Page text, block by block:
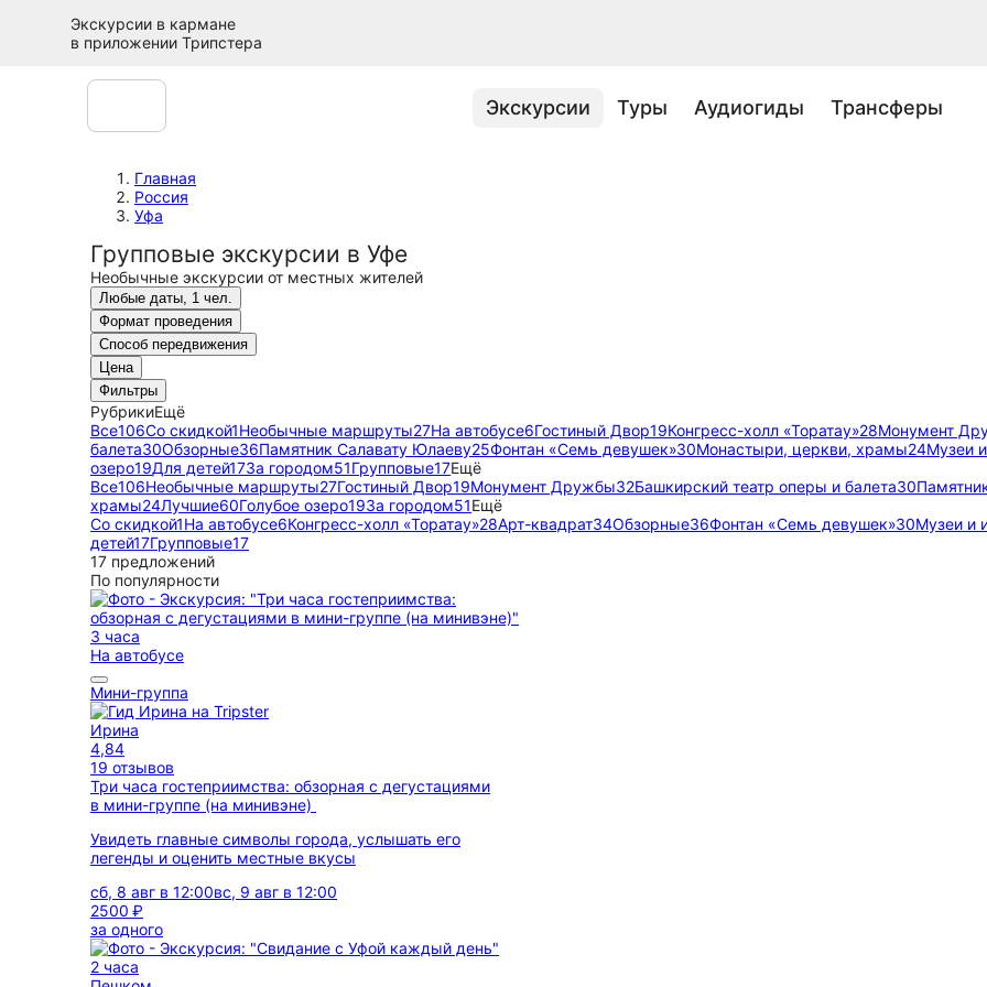
Экскурсии в кармане
в приложении Трипстера
Экскурсии Туры Аудиогиды Трансферы
Главная
Россия
Уфа
Групповые экскурсии в Уфе
Необычные экскурсии от местных жителей
Любые даты, 1 чел.
Формат проведения
Способ передвижения
Цена
Фильтры
РубрикиЕщё
Все106Со скидкой1Необычные маршруты27На автобусе6Гостиный Двор19Конгресс-холл «Торатау»28Монумент
балета30Обзорные36Памятник Салавату Юлаеву25Фонтан «Семь девушек»30Монастыри, церкви, храмы24Музеи
озеро19Для детей17За городом51Групповые17Ещё
Все106Необычные маршруты27Гостиный Двор19Монумент Дружбы32Башкирский театр оперы и балета30
храмы24Лучшие60Голубое озеро19За городом51Ещё
Со скидкой1На автобусе6Конгресс-холл «Торатау»28Арт-квадрат34Обзорные36Фонтан «Семь девушек»30Музеи и
детей17Групповые17
17 предложений
По популярности
3 часа
На автобусе
Мини-группа
Ирина
4,84
19 отзывов
Три часа гостеприимства: обзорная с дегустациями
в мини-группе (на минивэне)
Увидеть главные символы города, услышать его
легенды и оценить местные вкусы
сб, 8 авг в 12:00вс, 9 авг в 12:00
2500 ₽
за одного
2 часа